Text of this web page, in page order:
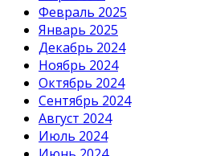
Февраль 2025
Январь 2025
Декабрь 2024
Ноябрь 2024
Октябрь 2024
Сентябрь 2024
Август 2024
Июль 2024